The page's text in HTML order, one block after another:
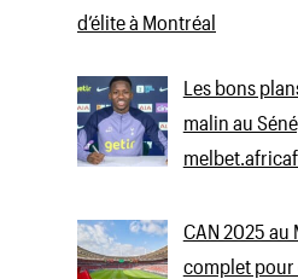
d’élite à Montréal
Les bons
malin au
CAN 2025 au
complet